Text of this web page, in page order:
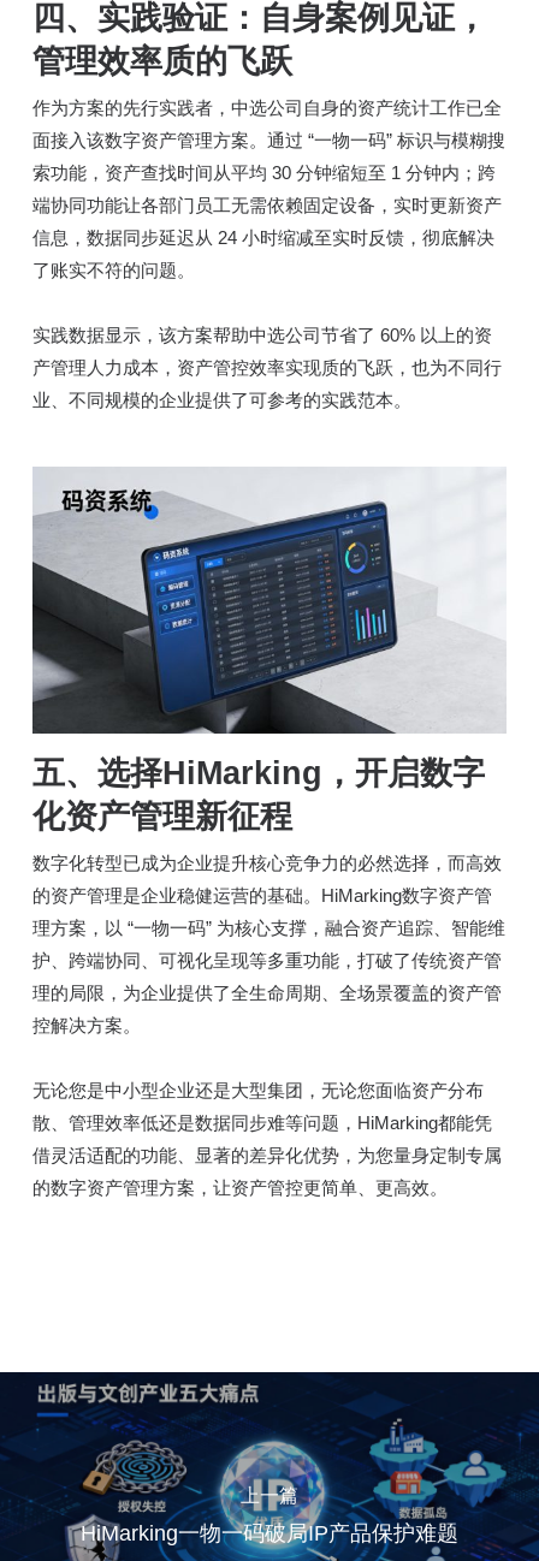
四、实践验证：自身案例见证，
管理效率质的飞跃
作为方案的先行实践者，中选公司自身的资产统计工作已全
面接入该数字资产管理方案。通过 “一物一码” 标识与模糊搜
索功能，资产查找时间从平均 30 分钟缩短至 1 分钟内；跨
端协同功能让各部门员工无需依赖固定设备，实时更新资产
信息，数据同步延迟从 24 小时缩减至实时反馈，彻底解决
了账实不符的问题。
实践数据显示，该方案帮助中选公司节省了 60% 以上的资
产管理人力成本，资产管控效率实现质的飞跃，也为不同行
业、不同规模的企业提供了可参考的实践范本。
五、选择HiMarking，开启数字
化资产管理新征程
数字化转型已成为企业提升核心竞争力的必然选择，而高效
的资产管理是企业稳健运营的基础。HiMarking数字资产管
理方案，以 “一物一码” 为核心支撑，融合资产追踪、智能维
护、跨端协同、可视化呈现等多重功能，打破了传统资产管
理的局限，为企业提供了全生命周期、全场景覆盖的资产管
控解决方案。
无论您是中小型企业还是大型集团，无论您面临资产分布
散、管理效率低还是数据同步难等问题，HiMarking都能凭
借灵活适配的功能、显著的差异化优势，为您量身定制专属
的数字资产管理方案，让资产管控更简单、更高效。
上一篇
HiMarking一物一码破局IP产品保护难题